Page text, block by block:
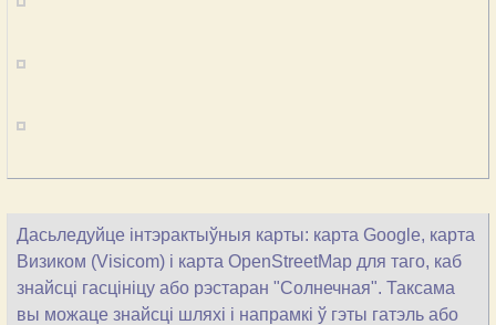
Дасьледуйце інтэрактыўныя карты: карта Google, карта
Визиком (Visicom) і карта OpenStreetMap для таго, каб
знайсці гасцініцу або рэстаран "Солнечная". Таксама
вы можаце знайсці шляхі і напрамкі ў гэты гатэль або